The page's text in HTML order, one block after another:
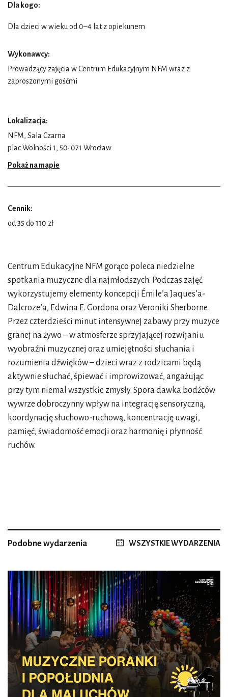
Dla kogo:
Dla dzieci w wieku od 0–4 lat z opiekunem
Wykonawcy:
Prowadzący zajęcia w Centrum Edukacyjnym NFM wraz z
zaproszonymi gośćmi
Lokalizacja:
NFM, Sala Czarna
plac Wolności 1, 50-071 Wrocław
Pokaż na mapie
Cennik:
od 35 do 110 zł
Centrum Edukacyjne NFM gorąco poleca niedzielne
spotkania muzyczne dla najmłodszych. Podczas zajęć
wykorzystujemy elementy koncepcji Émile’a Jaques’a-
Dalcroze’a, Edwina E. Gordona oraz Veroniki Sherborne.
Przez czterdzieści minut intensywnej zabawy przy muzyce
granej na żywo – w atmosferze sprzyjającej rozwijaniu
wyobraźni muzycznej oraz umiejętności słuchania i
rozumienia dźwięków – dzieci wraz z rodzicami będą
aktywnie słuchać, śpiewać i improwizować, angażując
przy tym niemal wszystkie zmysły. Spora dawka bodźców
wywrze dobroczynny wpływ na integrację sensoryczną,
koordynację słuchowo-ruchową, koncentrację uwagi,
pamięć, świadomość emocji oraz harmonię i płynność
ruchów.
Podobne wydarzenia WSZYSTKIE WYDARZENIA